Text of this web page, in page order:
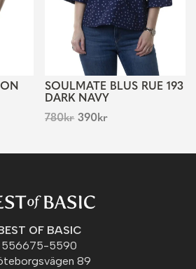
SOULMATE BLUS RUE 193
DARK NAVY
780kr 390kr
OF BASIC
556675-5590
89